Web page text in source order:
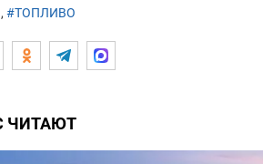
#ТОПЛИВО
ЧИТАЮТ